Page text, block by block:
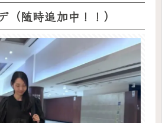
（随時追加中！！）